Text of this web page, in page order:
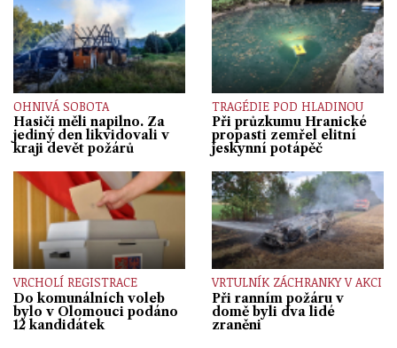
OHNIVÁ SOBOTA
Hasiči měli napilno. Za
jediný den likvidovali v
kraji devět požárů
TRAGÉDIE POD HLADINOU
Při průzkumu Hranické
propasti zemřel elitní
jeskynní potápěč
VRCHOLÍ REGISTRACE
Do komunálních voleb
bylo v Olomouci podáno
12 kandidátek
VRTULNÍK ZÁCHRANKY V AKCI
Při ranním požáru v
domě byli dva lidé
zraněni